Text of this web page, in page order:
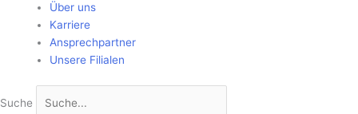
Über uns
Karriere
Ansprechpartner
Unsere Filialen
Suche